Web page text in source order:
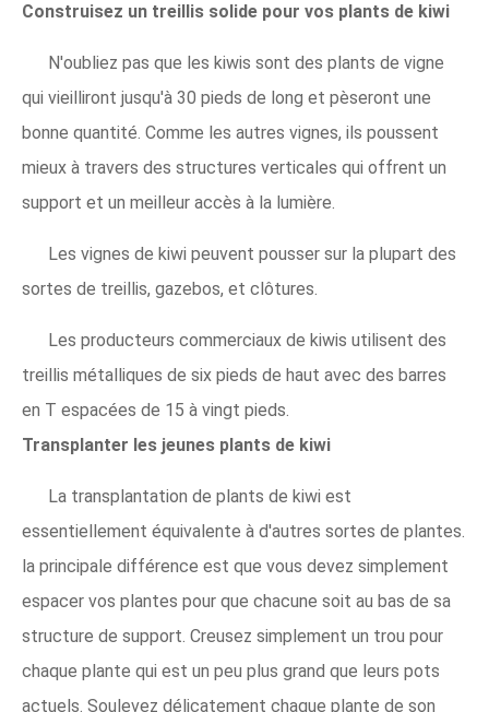
Construisez un treillis solide pour vos plants de kiwi
N'oubliez pas que les kiwis sont des plants de vigne
qui vieilliront jusqu'à 30 pieds de long et pèseront une
bonne quantité. Comme les autres vignes, ils poussent
mieux à travers des structures verticales qui offrent un
support et un meilleur accès à la lumière.
Les vignes de kiwi peuvent pousser sur la plupart des
sortes de treillis, gazebos, et clôtures.
Les producteurs commerciaux de kiwis utilisent des
treillis métalliques de six pieds de haut avec des barres
en T espacées de 15 à vingt pieds.
Transplanter les jeunes plants de kiwi
La transplantation de plants de kiwi est
essentiellement équivalente à d'autres sortes de plantes.
la principale différence est que vous devez simplement
espacer vos plantes pour que chacune soit au bas de sa
structure de support. Creusez simplement un trou pour
chaque plante qui est un peu plus grand que leurs pots
actuels. Soulevez délicatement chaque plante de son